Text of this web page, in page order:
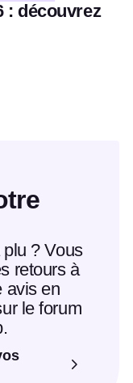
: découvrez
? Vous
retours à
avis en
le forum